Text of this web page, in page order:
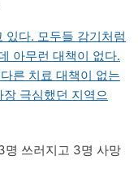
있다. 모두들 감기처럼
아무런 대책이 없다.
른 치료 대책이 없는
극심했던 지역으
명 쓰러지고 3명 사망